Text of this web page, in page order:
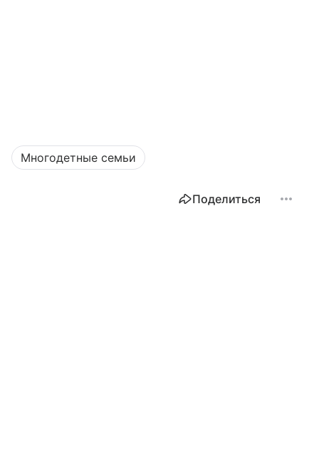
Многодетные семьи
Поделиться